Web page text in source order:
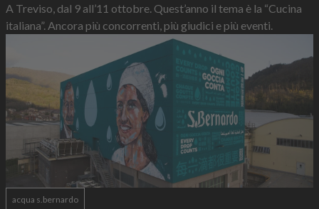
A Treviso, dal 9 all’11 ottobre. Quest’anno il tema è la “Cucina
italiana”. Ancora più concorrenti, più giudici e più eventi.
acqua s.bernardo